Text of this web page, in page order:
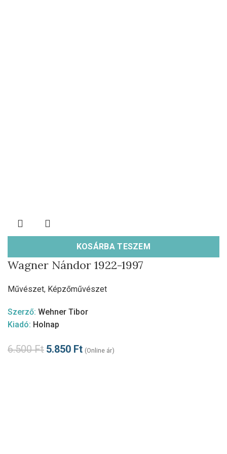
KOSÁRBA TESZEM
Wagner Nándor 1922-1997
Művészet, Képzőművészet
Szerző: Wehner Tibor
Kiadó: Holnap
6.500Ft 5.850 Ft (Online ár)